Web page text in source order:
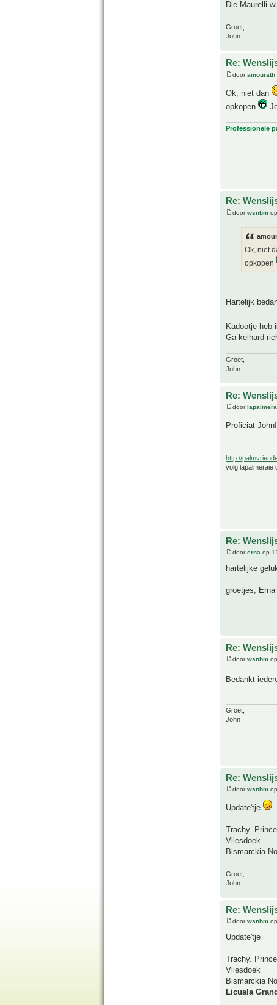
Die Maurelli
Groet,
John
Re:
dooramourath
Ok, niet dan
opkopen
Professionele
Re:
doorwsnbm
Ok, niet
opkopen
Hartelijk
Kadootje heb
Ga keihard
Groet,
John
Re:
door
Proficiat John!
http://
volg lapalmeraie
Re:
doorerna op
hartelijke
groetjes, Erna
Re:
doorwsnbm
Bedankt
Groet,
John
Re:
doorwsnbm
Update'tje
Trachy.
Vliesdoek
Bismarckia
Groet,
John
Re:
doorwsnbm
Update'tje
Trachy.
Vliesdoek
Bismarckia
Licuala